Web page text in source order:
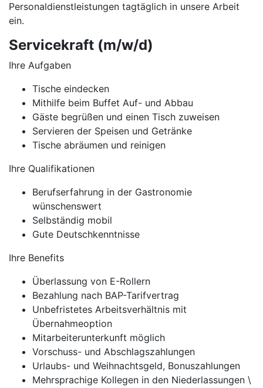
Personaldienstleistungen tagtäglich in unsere Arbeit
ein.
Servicekraft (m/w/d)
Ihre Aufgaben
Tische eindecken
Mithilfe beim Buffet Auf- und Abbau
Gäste begrüßen und einen Tisch zuweisen
Servieren der Speisen und Getränke
Tische abräumen und reinigen
Ihre Qualifikationen
Berufserfahrung in der Gastronomie
wünschenswert
Selbständig mobil
Gute Deutschkenntnisse
Ihre Benefits
Überlassung von E-Rollern
Bezahlung nach BAP-Tarifvertrag
Unbefristetes Arbeitsverhältnis mit
Übernahmeoption
Mitarbeiterunterkunft möglich
Vorschuss- und Abschlagszahlungen
Urlaubs- und Weihnachtsgeld, Bonuszahlungen
Mehrsprachige Kollegen in den Niederlassungen \